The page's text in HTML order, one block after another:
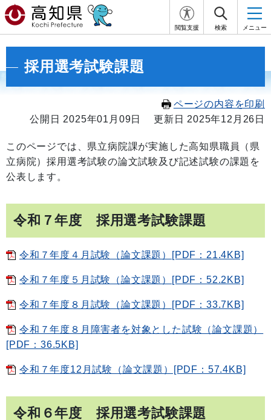
閲覧支援 検索 メニュー
採用選考試験課題
ページの内容を印刷
公開日 2025年01月09日
更新日 2025年12月26日
このページでは、県立病院課が実施した高知県職員（県
立病院）採用選考試験の論文試験及び記述試験の課題を
公表します。
令和７年度 採用選考試験課題
令和７年度４月試験（論文課題）[PDF：21.4KB]
令和７年度５月試験（論文課題）[PDF：52.2KB]
令和７年度８月試験（論文課題）[PDF：33.7KB]
令和７年度８月障害者を対象とした試験（論文課題）
[PDF：36.5KB]
令和７年度12月試験（論文課題）[PDF：57.4KB]
令和６年度 採用選考試験課題